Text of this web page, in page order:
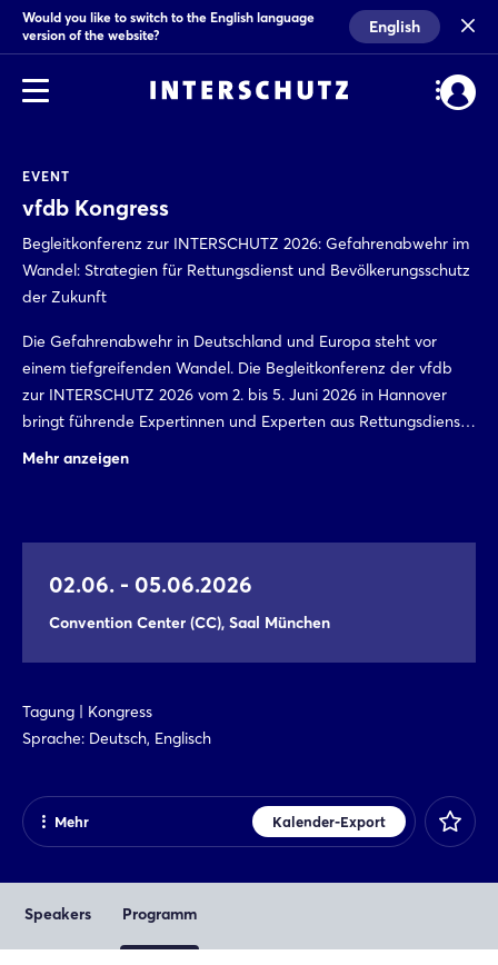
Would you like to switch to the English language
version of the website?
English
EVENT
vfdb Kongress
Begleitkonferenz zur INTERSCHUTZ 2026: Gefahrenabwehr im
Wandel: Strategien für Rettungsdienst und Bevölkerungsschutz
der Zukunft
Die Gefahrenabwehr in Deutschland und Europa steht vor
einem tiefgreifenden Wandel. Die Begleitkonferenz der vfdb
zur INTERSCHUTZ 2026 vom 2. bis 5. Juni 2026 in Hannover
bringt führende Expertinnen und Experten aus Rettungsdienst,
Bevoelkerungsschutz und Feuerwehr zusammen. 09:30-11:30
Mehr anzeigen
02.06. - 05.06.2026
Convention Center (CC), Saal München
Tagung | Kongress
Sprache: Deutsch, Englisch
Kalender-Export
Mehr
Speakers Programm